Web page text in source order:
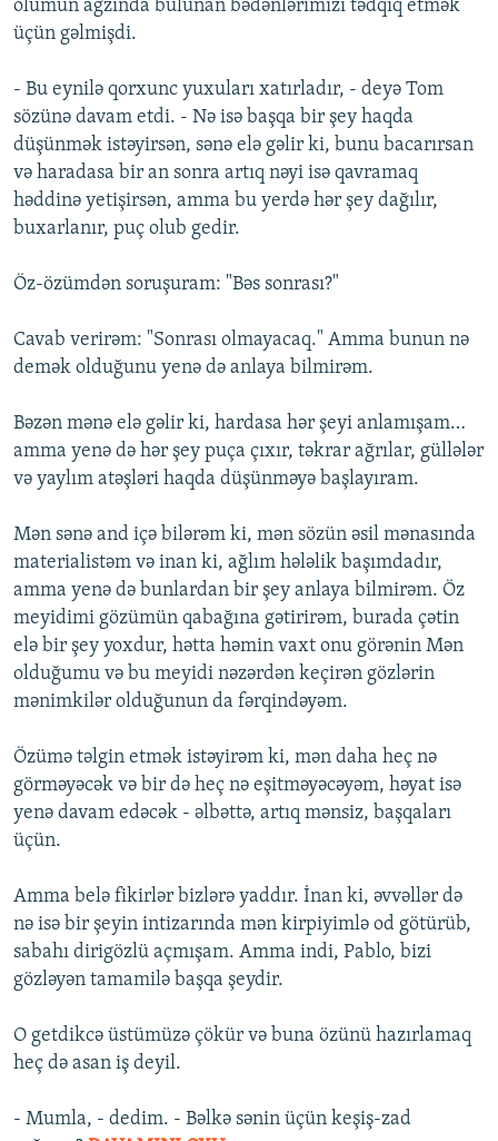
ölümün ağzında bulunan bədənlərimizi tədqiq etmək
üçün gəlmişdi.
- Bu eynilə qorxunc yuxuları xatırladır, - deyə Tom
sözünə davam etdi. - Nə isə başqa bir şey haqda
düşünmək istəyirsən, sənə elə gəlir ki, bunu bacarırsan
və haradasa bir an sonra artıq nəyi isə qavramaq
həddinə yetişirsən, amma bu yerdə hər şey dağılır,
buxarlanır, puç olub gedir.
Öz-özümdən soruşuram: "Bəs sonrası?"
Cavab verirəm: "Sonrası olmayacaq." Amma bunun nə
demək olduğunu yenə də anlaya bilmirəm.
Bəzən mənə elə gəlir ki, hardasa hər şeyi anlamışam…
amma yenə də hər şey puça çıxır, təkrar ağrılar, güllələr
və yaylım atəşləri haqda düşünməyə başlayıram.
Mən sənə and içə bilərəm ki, mən sözün əsil mənasında
materialistəm və inan ki, ağlım hələlik başımdadır,
amma yenə də bunlardan bir şey anlaya bilmirəm. Öz
meyidimi gözümün qabağına gətirirəm, burada çətin
elə bir şey yoxdur, hətta həmin vaxt onu görənin Mən
olduğumu və bu meyidi nəzərdən keçirən gözlərin
mənimkilər olduğunun da fərqindəyəm.
Özümə təlgin etmək istəyirəm ki, mən daha heç nə
görməyəcək və bir də heç nə eşitməyəcəyəm, həyat isə
yenə davam edəcək - əlbəttə, artıq mənsiz, başqaları
üçün.
Amma belə fikirlər bizlərə yaddır. İnan ki, əvvəllər də
nə isə bir şeyin intizarında mən kirpiyimlə od götürüb,
sabahı dirigözlü açmışam. Amma indi, Pablo, bizi
gözləyən tamamilə başqa şeydir.
O getdikcə üstümüzə çökür və buna özünü hazırlamaq
heç də asan iş deyil.
- Mumla, - dedim. - Bəlkə sənin üçün keşiş-zad